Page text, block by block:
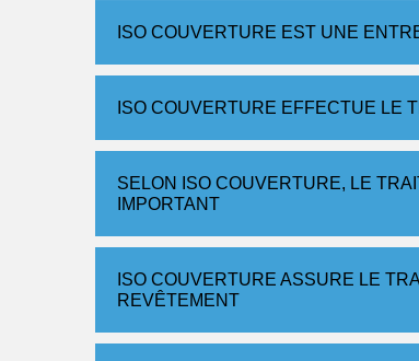
ISO COUVERTURE EST UNE
ISO COUVERTURE EFFECTUE LE
SELON ISO COUVERTURE, LE
IMPORTANT
ISO COUVERTURE ASSURE LE
REVÊTEMENT